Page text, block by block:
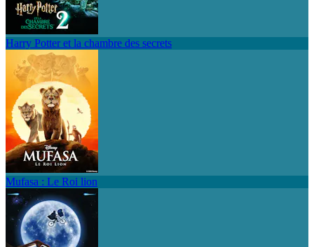
Harry Potter et la chambre des secrets
Mufasa : Le Roi lion